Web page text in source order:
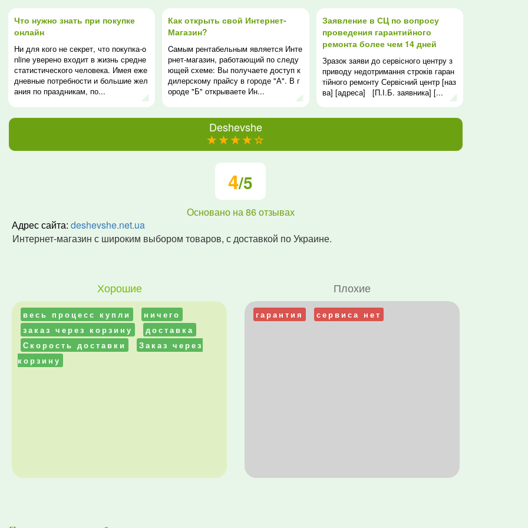
Что нужно знать при покупке
онлайн
Ни для кого не секрет, что покупка-o
nline уверено входит в жизнь средне
статистического человека. Имея еже
дневные потребности и большие жел
ания по праздникам, по...
Как открыть свой Интернет-
Магазин?
Cамым рентабельным является Инте
рнет-магазин, работающий по следу
ющей схеме: Вы получаете доступ к
дилерскому прайсу в городе "А". В г
ороде "Б" открываете Ин...
Заявление в СЦ по вопросу
проведения гарантийного
ремонта более чем 14 дней
Зразок заяви до сервісного центру з
приводу недотримання строків гаран
тійного ремонту Сервісний центр [наз
ва] [адреса] [П.І.Б. заявника] [...
Deshevshe
(*)(*) (*) (*) (
)
4/5
Основано на86отзывах
Адрес сайта: deshevshe.net.ua
Интернет-магазин с широким выбором товаров, с доставкой по Украине.
Хорошие
весь процесс купли
ничего
заказ через корзину
доставка
Скорость доставки
Заказ через
корзину
Плохие
гарантия сервиса нет